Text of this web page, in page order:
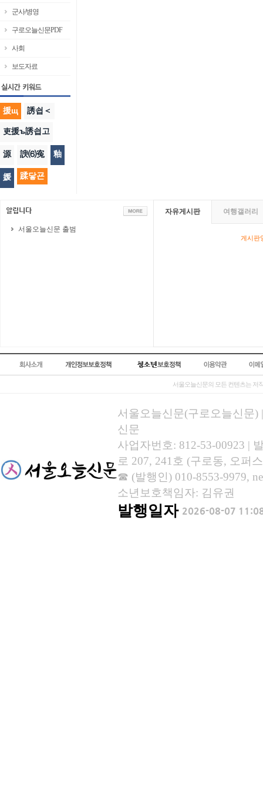
군사/병영
구로오늘신문PDF
사회
보도자료
援щ 誘쇱＜
吏援ъ誘쇱고
源 諛⑹寃 釉
媛 蹂닿굔
서울오늘신문 출범
자유게시판 여행갤러리
게시판
서울오늘신문의 모든 컨텐츠는 저
서울오늘신문(구로오늘신문)
신문
사업자번호: 812-53-00923 |
로 207, 241호 (구로동, 오퍼
☎ (발행인) 010-8553-9979,
소년보호책임자: 김유권
발행일자